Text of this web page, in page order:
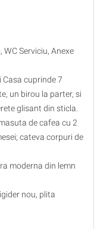
Serviciu, Anexe
Casa cuprinde 7
un birou la parter, si
glisant din sticla.
de cafea cu 2
cateva corpuri de
moderna din lemn
nou, plita